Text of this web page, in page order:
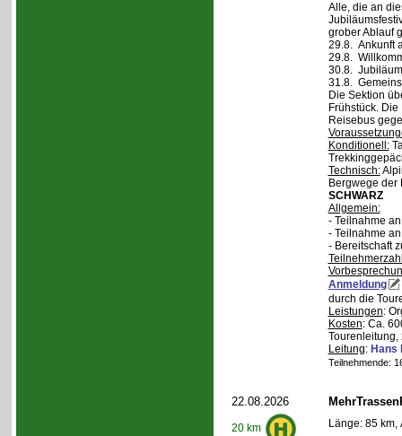
Alle, die an
grober Ablauf
29.8. Ankunft
29.8.
30.8.
31.8.
Die Sektion
Frühstück.
Reisebus
Konditionell:
Technisch:
Bergwege
SCHWARZ
Allgemein:
- Teilnahme
- Teilnahme
- Bereitschaft
Anmeldung
durch die
Leistungen:
Kosten: Ca.
Tourenleitung,
Leitung: Hans
Teilnehmende:
22.08.2026
20 km
Länge: 85 km,